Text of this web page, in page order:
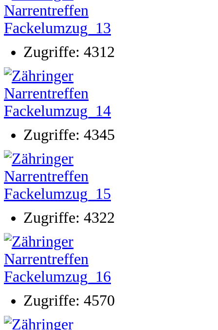
Zugriffe: 4312
Zugriffe: 4345
Zugriffe: 4322
Zugriffe: 4570